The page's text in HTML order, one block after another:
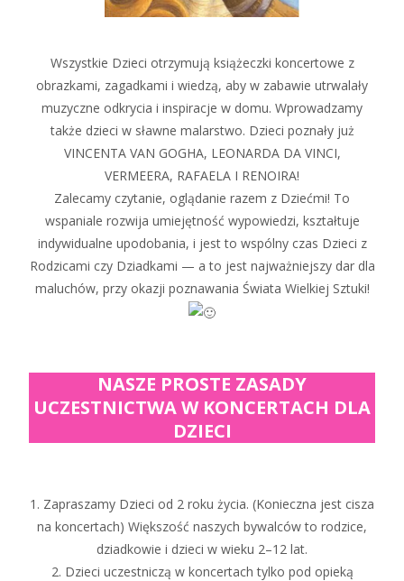
Wszystkie Dzieci otrzymują książeczki koncertowe z
obrazkami, zagadkami i wiedzą, aby w zabawie utrwalały
muzyczne odkrycia i inspiracje w domu. Wprowadzamy
także dzieci w sławne malarstwo. Dzieci poznały już
VINCENTA VAN GOGHA, LEONARDA DA VINCI,
VERMEERA, RAFAELA I RENOIRA!
Zalecamy czytanie, oglądanie razem z Dziećmi! To
wspaniale rozwija umiejętność wypowiedzi, kształtuje
indywidualne upodobania, i jest to wspólny czas Dzieci z
Rodzicami czy Dziadkami — a to jest najważniejszy dar dla
maluchów, przy okazji poznawania Świata Wielkiej Sztuki!
NASZE PROSTE ZASADY
UCZESTNICTWA W KONCERTACH DLA
DZIECI
1. Zapraszamy Dzieci od 2 roku życia. (Konieczna jest cisza
na koncertach) Większość naszych bywalców to rodzice,
dziadkowie i dzieci w wieku 2–12 lat.
2. Dzieci uczestniczą w koncertach tylko pod opieką